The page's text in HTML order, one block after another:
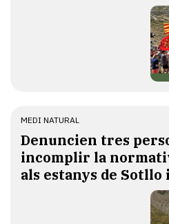
MEDI NATURAL
Denuncien tres
incomplir la
als estanys de Sotllo